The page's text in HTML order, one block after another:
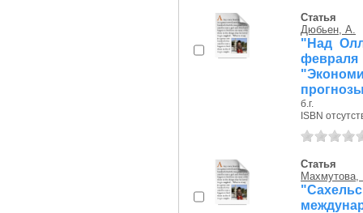
Статья
Дюбьен, А.
"Над
б.г.
ISBN
Статья